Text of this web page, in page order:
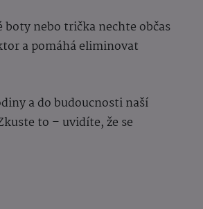
nebo trička nechte občas
a pomáhá eliminovat
a do budoucnosti naší
to – uvidíte, že se